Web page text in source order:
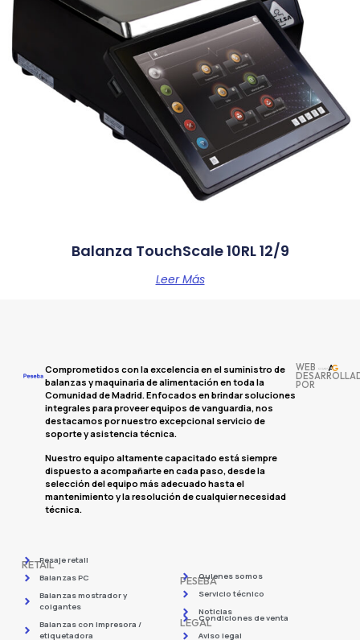
Balanza TouchScale 10RL 12/9
Leer Más
Comprometidos con la excelencia en el suministro de
balanzas y maquinaria de alimentación en toda la
Comunidad de Madrid. Enfocados en brindar soluciones
integrales para proveer equipos de vanguardia, nos
destacamos por nuestro excepcional servicio de
soporte y asistencia técnica.
Nuestro equipo altamente capacitado está siempre
dispuesto a acompañarte en cada paso, desde la
selección del equipo más adecuado hasta el
mantenimiento y la resolución de cualquier necesidad
técnica.
WEB
POR
RETAILPesaje retail
Balanzas PC
Balanzas mostrador y
colgantes
Balanzas con impresora /
etiquetadora
PESEBAQuienes somos
Servicio técnico
Noticias
LEGALCondiciones de venta
Aviso legal